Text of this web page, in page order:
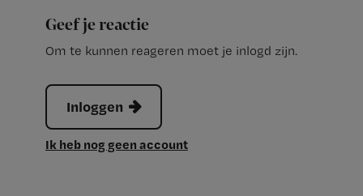
Geef je reactie
Om te kunnen reageren moet je inlogd zijn.
Inloggen
Ik heb nog geen account